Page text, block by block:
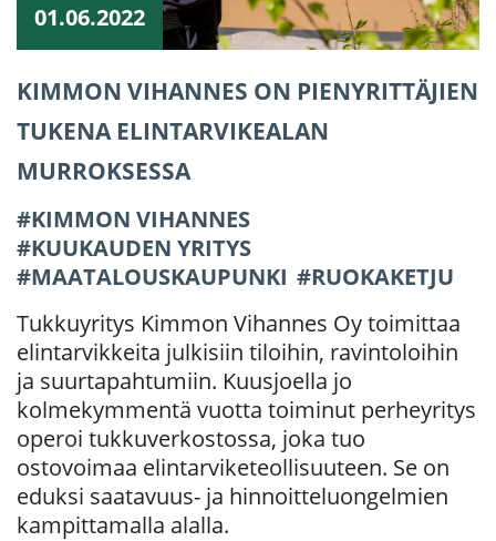
01.06.2022
KIMMON VIHANNES ON PIENYRITTÄJIEN
TUKENA ELINTARVIKEALAN
MURROKSESSA
KIMMON VIHANNES
KUUKAUDEN YRITYS
MAATALOUSKAUPUNKI
RUOKAKETJU
Tukkuyritys Kimmon Vihannes Oy toimittaa
elintarvikkeita julkisiin tiloihin, ravintoloihin
ja suurtapahtumiin. Kuusjoella jo
kolmekymmentä vuotta toiminut perheyritys
operoi tukkuverkostossa, joka tuo
ostovoimaa elintarviketeollisuuteen. Se on
eduksi saatavuus- ja hinnoitteluongelmien
kampittamalla alalla.